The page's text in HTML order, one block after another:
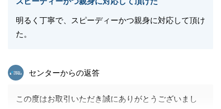
明るく丁寧で、スピーディーかつ親身に対応して頂け
た。
東急リバブル
センターからの返答
この度はお取引いただき誠にありがとうございまし